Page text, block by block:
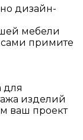
дизайн-
мебели
сами примите
для
изделий
ваш проект